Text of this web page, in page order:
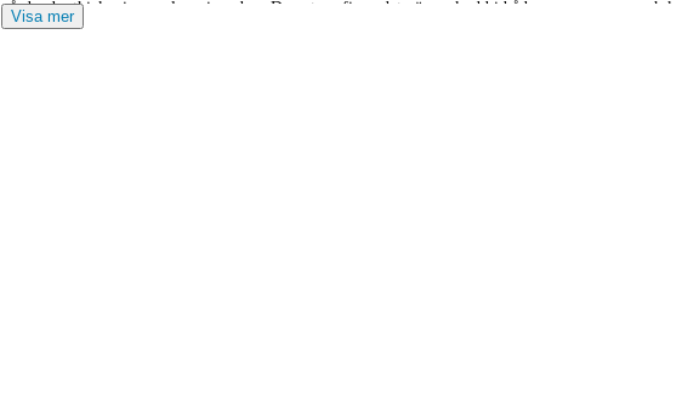
vårdande, thickening, volymgivande... Dessutom finns det värmeskydd i både serum, spray- och
inte vara enkelt 😅 Men! Våra experter är här för att guida dig till rätt produkt för just dig och ditt
Visa mer